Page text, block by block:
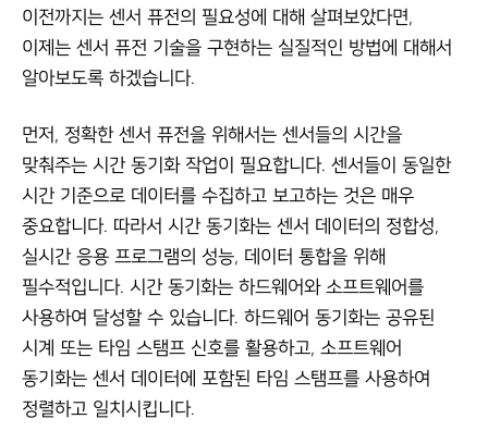
이전까지는 센서 퓨전의 필요성에 대해 살펴보았다면,
이제는 센서 퓨전 기술을 구현하는 실질적인 방법에 대해서
알아보도록 하겠습니다.
먼저, 정확한 센서 퓨전을 위해서는 센서들의 시간을
맞춰주는 시간 동기화 작업이 필요합니다. 센서들이 동일한
시간 기준으로 데이터를 수집하고 보고하는 것은 매우
중요합니다. 따라서 시간 동기화는 센서 데이터의 정합성,
실시간 응용 프로그램의 성능, 데이터 통합을 위해
필수적입니다. 시간 동기화는 하드웨어와 소프트웨어를
사용하여 달성할 수 있습니다. 하드웨어 동기화는 공유된
시계 또는 타임 스탬프 신호를 활용하고, 소프트웨어
동기화는 센서 데이터에 포함된 타임 스탬프를 사용하여
정렬하고 일치시킵니다.